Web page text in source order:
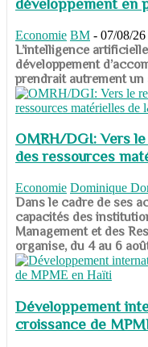
développement en
Economie BM - 07/08/26
​​​​​​​L’intelligence
développement
prendrait autrement un
OMRH/DGI: Vers
des ressources
Economie Dominique
Dans le cadre de ses
capacités des
Management et des
organise, du 4 au 6
Développement
croissance de